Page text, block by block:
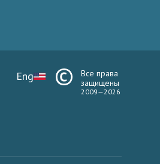
Eng
Все права
защищены
2009—2026